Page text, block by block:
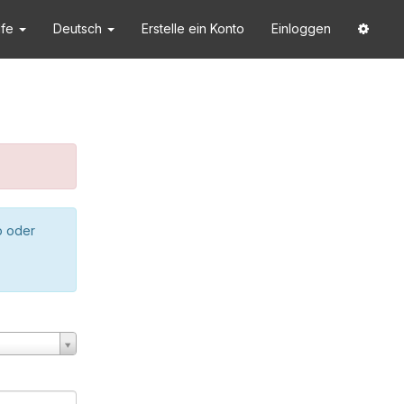
Deutsch Erstelle ein Konto Einloggen
oder